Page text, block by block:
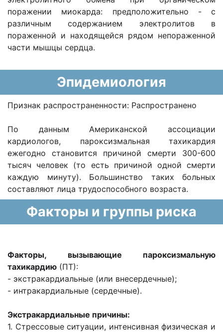
поражении миокарда: предположительно - с
различным содержанием электролитов в
пораженной и находящейся рядом непораженной
части мышцы сердца.
Эпидемиология
Признак распространенности: Распространено
По данным Американской ассоциации
кардиологов, пароксизмальная тахикардия
ежегодно становится причиной смерти 300-600
тысяч человек (то есть причиной одной смерти
каждую минуту). Большинство таких больных
составляют лица трудоспособного возраста.
Факторы и группы риска
Факторы, вызывающие пароксизмальную
тахикардию (ПТ):
- экстракардиальные (или внесердечные);
- интракардиальные (сердечные).
Экстракардиальные причины:
1. Стрессовые ситуации, интенсивная физическая и